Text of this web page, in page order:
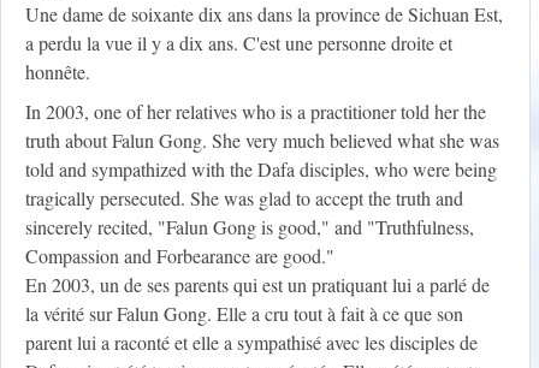
Une dame de soixante dix ans dans la province de Sichuan Est,
a perdu la vue il y a dix ans. C'est une personne droite et
honnête.
In 2003, one of her relatives who is a practitioner told her the
truth about Falun Gong. She very much believed what she was
told and sympathized with the Dafa disciples, who were being
tragically persecuted. She was glad to accept the truth and
sincerely recited, "Falun Gong is good," and "Truthfulness,
Compassion and Forbearance are good."
En 2003, un de ses parents qui est un pratiquant lui a parlé de
la vérité sur Falun Gong. Elle a cru tout à fait à ce que son
parent lui a raconté et elle a sympathisé avec les disciples de